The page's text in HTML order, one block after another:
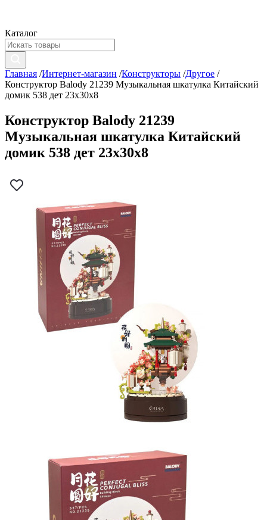
Каталог
Главная /Интернет-магазин /Конструкторы /Другое /
Конструктор Balody 21239 Музыкальная шкатулка Китайский
домик 538 дет 23x30x8
Конструктор Balody 21239
Музыкальная шкатулка Китайский
домик 538 дет 23x30x8